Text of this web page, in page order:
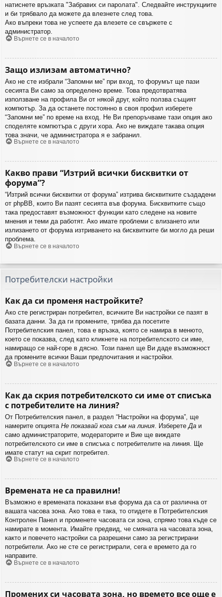
натиснете връзката "Забравих си паролата". Следвайте инструкциите
и би трябвало да можете да влезнете след това.
Ако въпреки това не успеете да влезете се свържете с
администратор.
Върнете се в началото
Защо излизам автоматично?
Ако не сте избрали “Запомни ме” при вход, то форумът ще пази
сесията Ви само за определено време. Това предотвратява
използване на профила Ви от някой друг, който ползва същият
компютър. За да останете постоянно в своя профил изберете
“Запомни ме” по време на вход. Не Ви препоръчваме тази опция ако
споделяте компютъра с други хора. Ако не виждате такава опция
това значи, че администратора я е забранил.
Върнете се в началото
Какво прави “Изтрий всички бисквитки от
форума”?
“Изтрий всички бисквитки от форума” изтрива бисквитките създадени
от phpBB, които Ви пазят сесията във форума. Бисквитките също
така предоставят възможност функции като следене на новите
мнения и теми да работят. Ако имате проблеми с влизането или
излизането от форума изтриването на бисквитките би могло да реши
проблема.
Върнете се в началото
Потребителски настройки
Как да си променя настройките?
Ако сте регистриран потребител, всичките Ви настройки се пазят в
базата данни. За да ги промените, трябва да посетите
Потребителския панел, това е връзка, която се намира в менюто,
което се показва, след като кликнете на потребителското си име,
намиращо се най-горе в дясно. Този панел ще Ви даде възможност
да промените всички Ваши предпочитания и настройки.
Върнете се в началото
Как да скрия потребителското си име от списъка
с потребителите на линия?
От Потребителския панел, в раздел “Настройки на форума”, ще
намерите опцията Не показвай кога съм на линия . Изберете Да и
само администраторите, модераторите и Вие ще виждате
потребителското си име в списъка с потребителите на линия. Ще
имате статут на скрит потребител.
Върнете се в началото
Времената не са правилни!
Възможно е времената показани във форума да са от различна от
вашата часова зона. Ако това е така, то отидете в Потребителския
Контролен Панел и променете часовата си зона, спрямо това къде се
намирате в момента. Имайте предвид, че смяната на часовата зона,
както и повечето настройки са разрешени само за регистрирани
потребители. Ако не сте се регистрирали, сега е времето да го
направите.
Върнете се в началото
Промених си часовата зона, но времето все още е